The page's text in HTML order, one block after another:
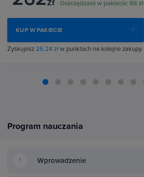
Oszczędzasz w pakiecie:66 zł
KUP W PAKIECIE
Zyskujesz26.24 złw punktach na kolejne zakupy.
Program nauczania
1 Wprowadzenie